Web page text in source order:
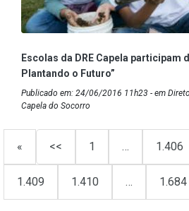
Escolas da DRE Capela participam
Plantando o Futuro”
Publicado em: 24/06/2016 11h23 - em
Capela do Socorro
« << 1 … 1.406
1.409 1.410 … 1.684